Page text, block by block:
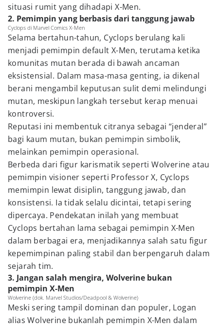
situasi rumit yang dihadapi X-Men.
2. Pemimpin yang berbasis dari tanggung jawab
Cyclops di Marvel Comics X-Men
Selama bertahun-tahun, Cyclops berulang kali
menjadi pemimpin default X-Men, terutama ketika
komunitas mutan berada di bawah ancaman
eksistensial. Dalam masa-masa genting, ia dikenal
berani mengambil keputusan sulit demi melindungi
mutan, meskipun langkah tersebut kerap menuai
kontroversi.
Reputasi ini membentuk citranya sebagai “jenderal”
bagi kaum mutan, bukan pemimpin simbolik,
melainkan pemimpin operasional.
Berbeda dari figur karismatik seperti Wolverine atau
pemimpin visioner seperti Professor X, Cyclops
memimpin lewat disiplin, tanggung jawab, dan
konsistensi. Ia tidak selalu dicintai, tetapi sering
dipercaya. Pendekatan inilah yang membuat
Cyclops bertahan lama sebagai pemimpin X-Men
dalam berbagai era, menjadikannya salah satu figur
kepemimpinan paling stabil dan berpengaruh dalam
sejarah tim.
3. Jangan salah mengira, Wolverine bukan
pemimpin X-Men
Wolverine (dok. Marvel Studios/Deadpool & Wolverine)
Meski sering tampil dominan dan populer, Logan
alias Wolverine bukanlah pemimpin X-Men dalam